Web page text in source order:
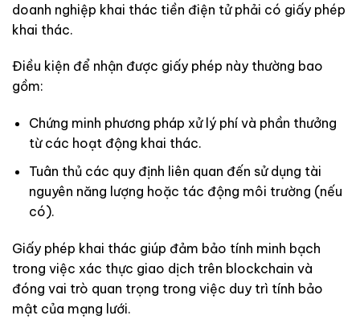
doanh nghiệp khai thác tiền điện tử phải có giấy phép
khai thác.
Điều kiện để nhận được giấy phép này thường bao
gồm:
Chứng minh phương pháp xử lý phí và phần thưởng
từ các hoạt động khai thác.
Tuân thủ các quy định liên quan đến sử dụng tài
nguyên năng lượng hoặc tác động môi trường (nếu
có).
Giấy phép khai thác giúp đảm bảo tính minh bạch
trong việc xác thực giao dịch trên blockchain và
đóng vai trò quan trọng trong việc duy trì tính bảo
mật của mạng lưới.